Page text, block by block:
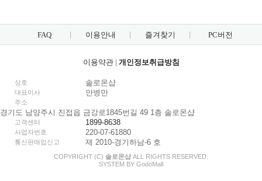
FAQ 이용안내 즐겨찾기 PC버전
이용약관| 개인정보취급방침
상호 솔로몬샵
대표이사 안병만
주소
경기도 남양주시 진접읍 금강로1845번길 49 1층 솔로몬샵
고객센터 1899-8638
사업자번호 220-07-61880
통신판매업신고 제 2010-경기하남-6 호
COPYRIGHT (C) 솔로몬샵 ALL RIGHTS RESERVED.
SYSTEM BY GodoMall